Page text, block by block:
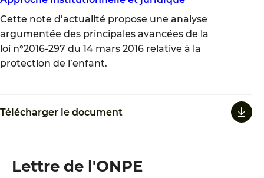
Cette note d’actualité propose une analyse
argumentée des principales avancées de la
loi n°2016-297 du 14 mars 2016 relative à la
protection de l’enfant.
Télécharger le document
Lettre de l'ONPE